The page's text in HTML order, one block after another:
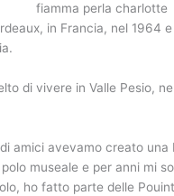
in Francia, nel 1964
di vivere in Valle Pesio,
amici avevamo creato una
museale e per anni mi
ho fatto parte delle